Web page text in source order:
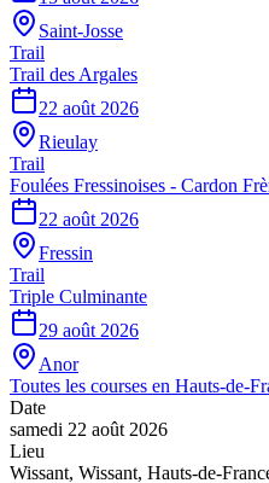
Saint-Josse
Trail
Trail des Argales
22 août 2026
Rieulay
Trail
Foulées Fressinoises - Cardon
22 août 2026
Fressin
Trail
Triple Culminante
29 août 2026
Anor
Toutes les courses en Hauts-de-
Date
samedi 22 août 2026
Lieu
Wissant, Wissant, Hauts-de-